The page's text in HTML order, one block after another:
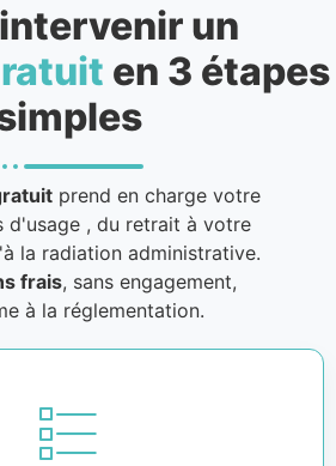
un
en 3 étapes
prend en charge votre
d'usage , du retrait à votre
la radiation administrative.
frais, sans engagement,
à la réglementation.